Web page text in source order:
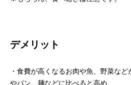
デメリット
・食費が高くなるお肉や魚、野菜な
やパン、麺などに比べると高め